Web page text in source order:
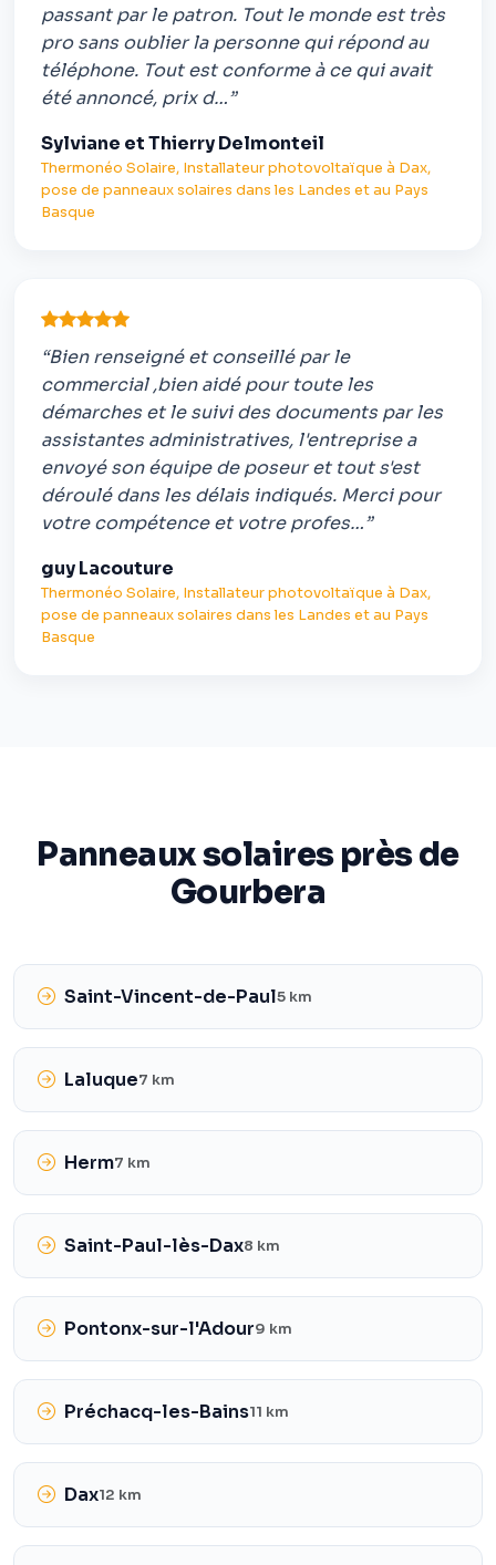
passant par le patron. Tout le monde est très
pro sans oublier la personne qui répond au
téléphone. Tout est conforme à ce qui avait
été annoncé, prix d…”
Sylviane et Thierry Delmonteil
Thermonéo Solaire, Installateur photovoltaïque à Dax,
pose de panneaux solaires dans les Landes et au Pays
Basque
“Bien renseigné et conseillé par le
commercial ,bien aidé pour toute les
démarches et le suivi des documents par les
assistantes administratives, l'entreprise a
envoyé son équipe de poseur et tout s'est
déroulé dans les délais indiqués. Merci pour
votre compétence et votre profes…”
guy Lacouture
Thermonéo Solaire, Installateur photovoltaïque à Dax,
pose de panneaux solaires dans les Landes et au Pays
Basque
Panneaux solaires près de
Gourbera
Saint-Vincent-de-Paul5 km
Laluque7 km
Herm7 km
Saint-Paul-lès-Dax8 km
Pontonx-sur-l'Adour9 km
Préchacq-les-Bains11 km
Dax12 km